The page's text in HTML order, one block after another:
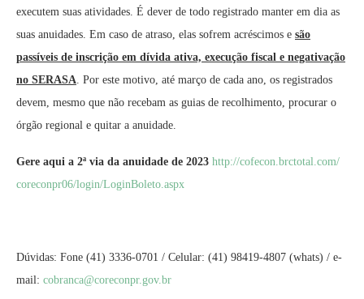
executem suas atividades. É dever de todo registrado manter em dia as
suas anuidades. Em caso de atraso, elas sofrem acréscimos e são
passíveis de inscrição em dívida ativa, execução fiscal e negativação
no SERASA. Por este motivo, até março de cada ano, os registrados
devem, mesmo que não recebam as guias de recolhimento, procurar o
órgão regional e quitar a anuidade.
Gere aqui a 2ª via da anuidade de 2023 http://cofecon.brctotal.com/
coreconpr06/login/LoginBoleto.aspx
Dúvidas: Fone (41) 3336-0701 / Celular: (41) 98419-4807 (whats) / e-
mail: cobranca@coreconpr.gov.br